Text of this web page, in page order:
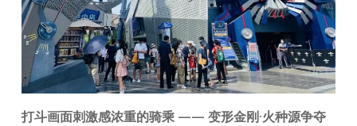
打斗画面刺激感浓重的骑乘 —— 变形金刚·火种源争夺